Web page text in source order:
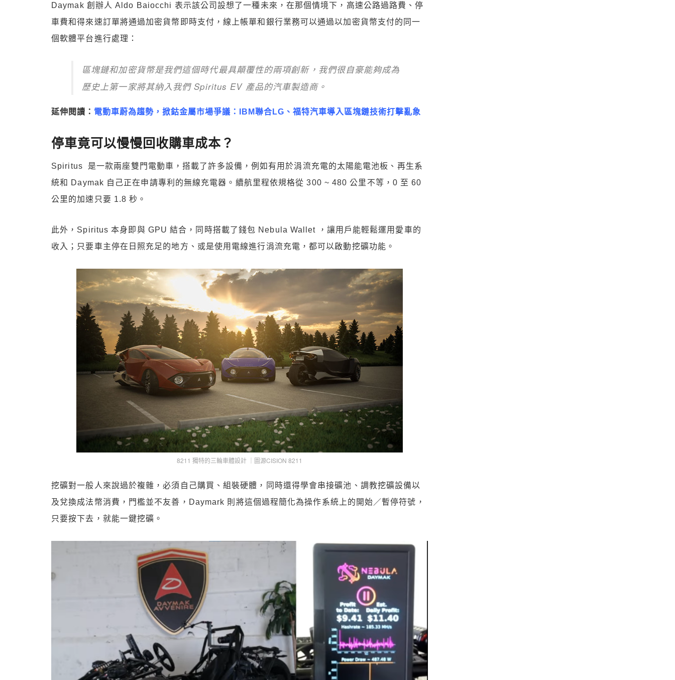
Daymak 創辦人 Aldo Baiocchi 表示該公司設想了一種未來，在那個情境下，高速公路過路費、停
車費和得來速訂單將通過加密貨幣即時支付，線上帳單和銀行業務可以通過以加密貨幣支付的同一
個軟體平台進行處理：
區塊鏈和加密貨幣是我們這個時代最具顛覆性的兩項創新，我們很自豪能夠成為
歷史上第一家將其納入我們 Spiritus EV 產品的汽車製造商。
延伸閱讀： 電動車蔚為趨勢，掀鈷金屬市場爭議：IBM聯合LG、福特汽車導入區塊鏈技術打擊亂象
停車竟可以慢慢回收購車成本？
Spiritus 是一款兩座雙門電動車，搭載了許多設備，例如有用於涓流充電的太陽能電池板、再生系
統和 Daymak 自己正在申請專利的無線充電器。續航里程依規格從 300 ~ 480 公里不等，0 至 60
公里的加速只要 1.8 秒。
此外，Spiritus 本身即與 GPU 結合，同時搭載了錢包 Nebula Wallet ，讓用戶能輕鬆運用愛車的
收入；只要車主停在日照充足的地方、或是使用電線進行涓流充電，都可以啟動挖礦功能。
8211 獨特的三輪車體設計 ｜圖源CISION 8211
挖礦對一般人來說過於複雜，必須自己購買、組裝硬體，同時還得學會串接礦池、調教挖礦設備以
及兌換成法幣消費，門檻並不友善，Daymark 則將這個過程簡化為操作系統上的開始／暫停符號，
只要按下去，就能一鍵挖礦。